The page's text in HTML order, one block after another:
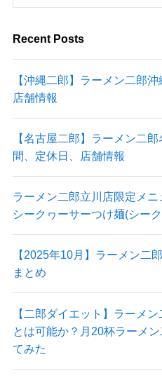
Recent Posts
【沖縄二郎】ラーメン二郎
店舗情報
【名古屋二郎】ラーメン二
間、定休日、店舗情報
ラーメン二郎立川店限定メニ
シークヮーサーつけ麺(シー
【2025年10月】ラーメン二
まとめ
【二郎ダイエット】ラーメ
とは可能か？月20杯ラーメ
てみた